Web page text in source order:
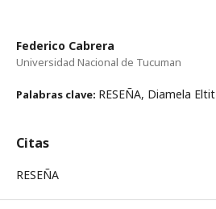
Federico Cabrera
Universidad Nacional de Tucuman
Palabras clave: RESEÑA, Diamela Eltit
Citas
RESEÑA